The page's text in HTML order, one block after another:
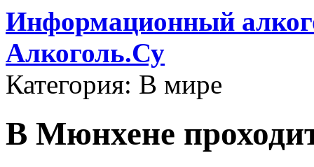
Информационный
Алкоголь.Су
Категория: В мире
В Мюнхене